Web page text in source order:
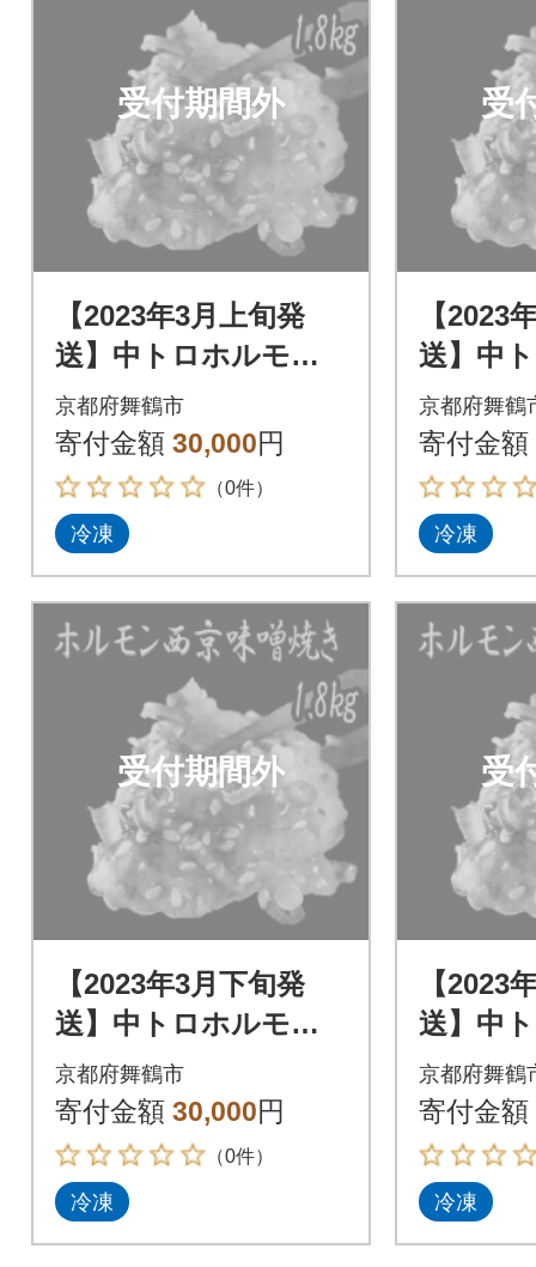
受付期間外
【2023年3月上旬発
送】中トロホルモン
西京味噌焼き 1.8kg
京都府舞鶴市
寄付金額 30,000円
（0件）
冷凍
受
【2023
送】中
西京味
京都府舞鶴
寄付金額
冷凍
受付期間外
【2023年3月下旬発
送】中トロホルモン
西京味噌焼き 1.8kg
京都府舞鶴市
寄付金額 30,000円
（0件）
冷凍
受
【2023
送】中
西京味
京都府舞鶴
寄付金額
冷凍